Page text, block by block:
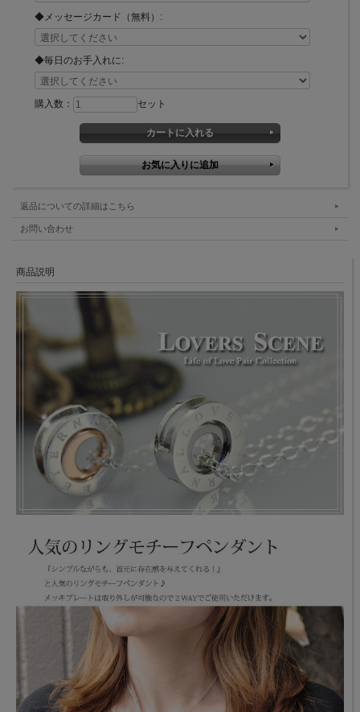
◆メッセージカード（無料）:
◆毎日のお手入れに:
購入数： セット
返品についての詳細はこちら
お問い合わせ
商品説明